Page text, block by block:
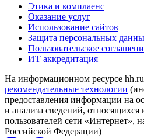
Этика и комплаенс
Оказание услуг
Использование сайтов
Защита персональных
Пользовательское
ИТ аккредитация
На информационном ресурсе hh.ru
рекомендательные технологии
предоставления информации на
и анализа сведений, относящихся
пользователей сети «Интернет»,
Российской Федерации)